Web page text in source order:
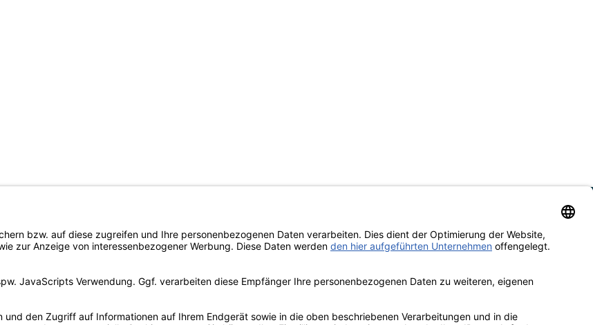
Aufbau einer Viessmann Kühlzelle
Viessmann Kühlzelle Walk-In-Cooler
Versand
Der Versand erfolgt kostenlos & versichert ab 100€ Bestellwert
Zahlarten
Kundenbewertungen von Trusted Shops